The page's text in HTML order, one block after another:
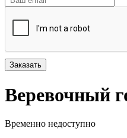
Заказать
Веревочный
Временно недоступно